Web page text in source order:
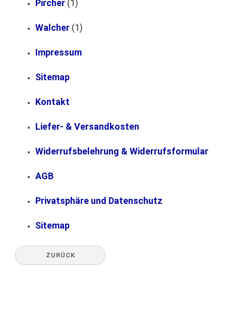
Pircher (1)
Walcher (1)
Impressum
Sitemap
Kontakt
Liefer- & Versandkosten
Widerrufsbelehrung & Widerrufsformular
AGB
Privatsphäre und Datenschutz
Sitemap
ZURÜCK